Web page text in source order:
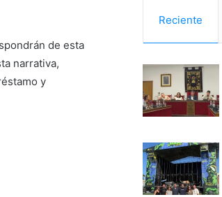
de esta
narrativa,
y
Reciente